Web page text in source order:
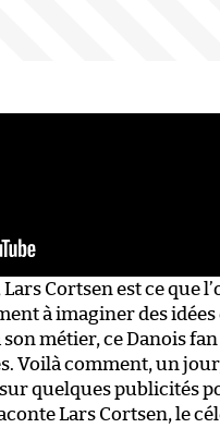
Cortsen est ce que
à imaginer des
métier, ce Danois
Voilà comment, un
quelques publicités
Lars Cortsen, le